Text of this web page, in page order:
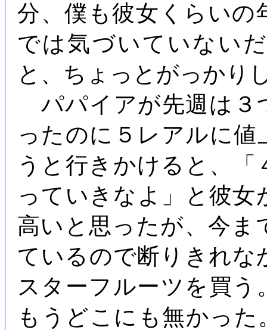
分、僕も彼女くらいの
では気づいていない
と、ちょっとがっかり
パパイアが先週は３
ったのに５レアルに
うと行きかけると、
っていきなよ」と彼
高いと思ったが、今ま
ているので断りきれな
スターフルーツを買
もうどこにも無かっ